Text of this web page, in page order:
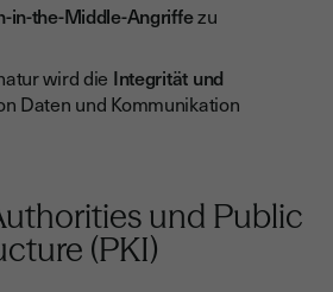
in-the-Middle-Angriffezu
wird die Integrität und
Daten und Kommunikation
und Public
(PKI)